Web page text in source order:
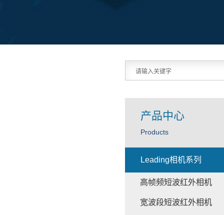
产品中心
Products
Leading相机系列
高帧频短波红外相机
宽波段短波红外相机